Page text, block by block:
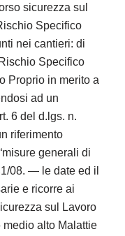
sicurezza sul
Specifico
nei cantieri: di
Specifico
Proprio in merito a
ad un
6 del d.lgs. n.
riferimento
generali di
08. — le date ed il
e ricorre ai
sul Lavoro
alto Malattie